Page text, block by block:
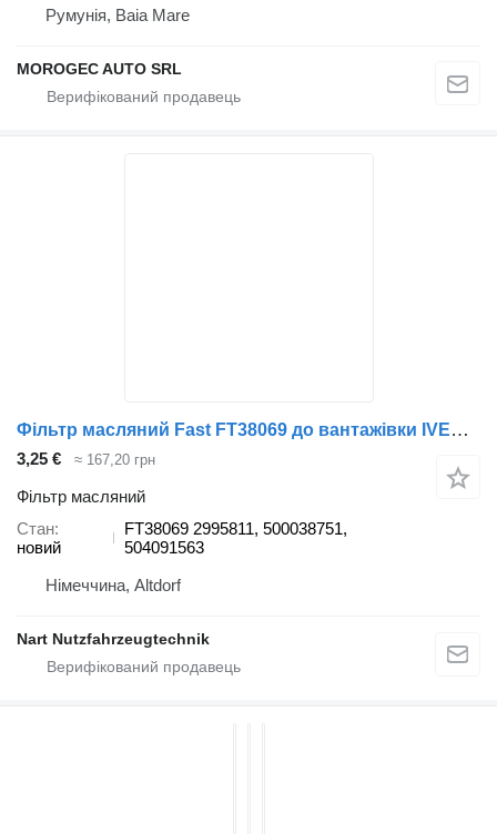
Румунія, Baia Mare
MOROGEC AUTO SRL
Фільтр масляний Fast FT38069 до вантажівки IVECO Daily
3,25 € ≈ 167,20 грн
Фільтр масляний
Стан
новий
FT38069 2995811, 500038751,
504091563
Німеччина, Altdorf
Nart Nutzfahrzeugtechnik